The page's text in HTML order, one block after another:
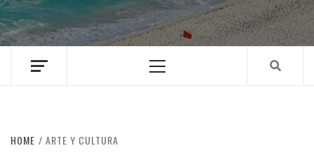
Menu
HOME ARTE Y CULTURA